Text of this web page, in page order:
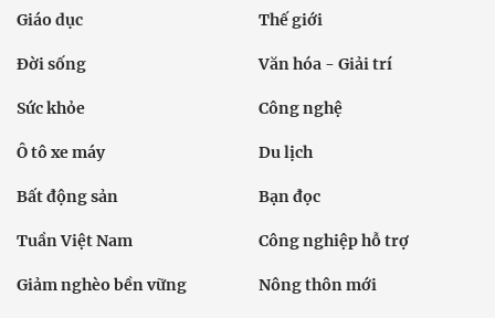
Giáo dục Thế giới
Đời sống Văn hóa - Giải trí
Sức khỏe Công nghệ
Ô tô xe máy Du lịch
Bất động sản Bạn đọc
Tuần Việt Nam Công nghiệp hỗ trợ
Giảm nghèo bền vững Nông thôn mới